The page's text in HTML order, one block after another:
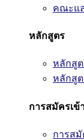
คณะแ
หลักสูตร
หลักสูต
หลักสู
การสมัครเข้
การส